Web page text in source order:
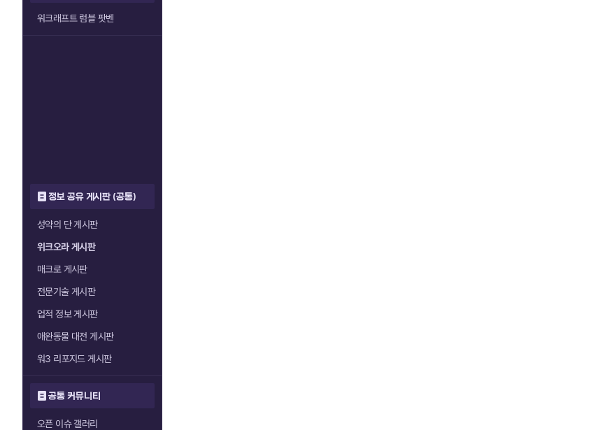
워크래프트 럼블 팟벤
정보 공유 게시판 (공통)
성약의 단 게시판
위크오라 게시판
매크로 게시판
전문기술 게시판
업적 정보 게시판
애완동물 대전 게시판
워3 리포지드 게시판
공통 커뮤니티
오픈 이슈 갤러리